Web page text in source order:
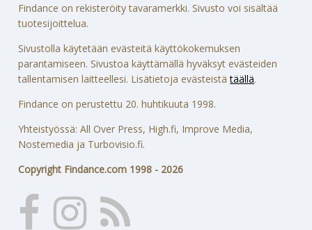
Findance on rekisteröity tavaramerkki. Sivusto voi sisältää
tuotesijoittelua.
Sivustolla käytetään evästeitä käyttökokemuksen
parantamiseen. Sivustoa käyttämällä hyväksyt evästeiden
tallentamisen laitteellesi. Lisätietoja evästeistätäällä.
Findance on perustettu 20. huhtikuuta 1998.
Yhteistyössä: All Over Press, High.fi, Improve Media,
Nostemedia ja Turbovisio.fi.
Copyright Findance.com 1998 - 2026